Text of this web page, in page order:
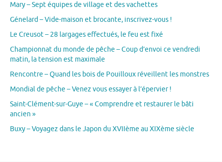
Mary – Sept équipes de village et des vachettes
Génelard – Vide-maison et brocante, inscrivez-vous !
Le Creusot – 28 largages effectués, le feu est fixé
Championnat du monde de pêche – Coup d’envoi ce vendredi
matin, la tension est maximale
Rencontre – Quand les bois de Pouilloux réveillent les monstres
Mondial de pêche – Venez vous essayer à l’épervier !
Saint-Clément-sur-Guye – « Comprendre et restaurer le bâti
ancien »
Buxy – Voyagez dans le Japon du XVIIème au XIXème siècle